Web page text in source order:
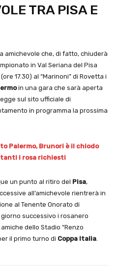
TRA PISA E
amichevole che, di fatto, chiuderà
in Val Seriana del Pisa
17.30) al “Marinoni” di Rovetta i
in una gara che sarà aperta
sul sito ufficiale di
in programma la prossima
Palermo, Brunori è il chiodo
tanti i rosa richiesti
un punto al ritiro del Pisa,
all’amichevole rientrerà in
al Tenente Onorato di
successivo i rosanero
dello Stadio “Renzo
il primo turno di Coppa Italia.